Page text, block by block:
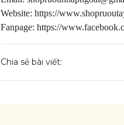
Website: https://
Fanpage: https://
Chia sẻ bài viết: